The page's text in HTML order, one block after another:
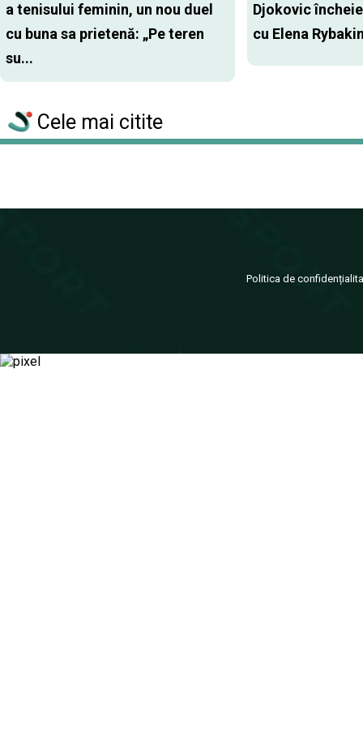
a tenisului feminin, un nou duel
cu buna sa prietenă: „Pe teren
su...
Djokovic
cu Elena
Cele mai citite
Politica de